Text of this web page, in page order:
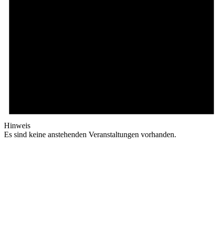
Hinweis
Es sind keine anstehenden Veranstaltungen vorhanden.